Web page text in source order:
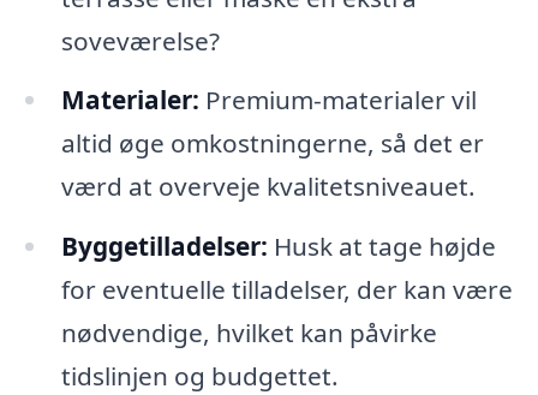
soveværelse?
Materialer: Premium-materialer vil
altid øge omkostningerne, så det er
værd at overveje kvalitetsniveauet.
Byggetilladelser: Husk at tage højde
for eventuelle tilladelser, der kan være
nødvendige, hvilket kan påvirke
tidslinjen og budgettet.